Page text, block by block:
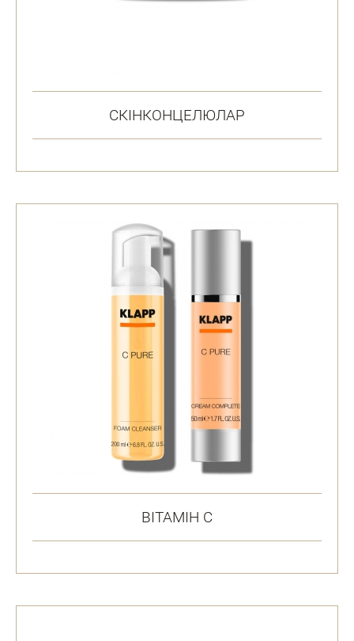
СКІНКОНЦЕЛЮЛАР
ВІТАМІН С